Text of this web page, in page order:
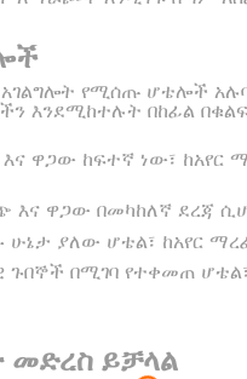
የሚሰጡ ሆቴሎች
በከፊል በቁልፍ
ዋጋው ከፍተኛ ነው፣
ዋጋው በመካከለኛ ደረጃ
ሁኔታ ያለው ሆቴል፣ ከአየር
በሚገባ የተቀመጠ
መድረስ ይቻላል